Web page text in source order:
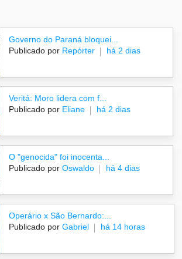
Governo do Paraná bloquei...
Publicado por Repórter há 2 dias
Veritá: Moro lidera com f...
Publicado por Eliane há 2 dias
O "genocida" foi inocenta...
Publicado por Oswaldo há 4 dias
Operário x São Bernardo:...
Publicado por Gabriel há 14 horas